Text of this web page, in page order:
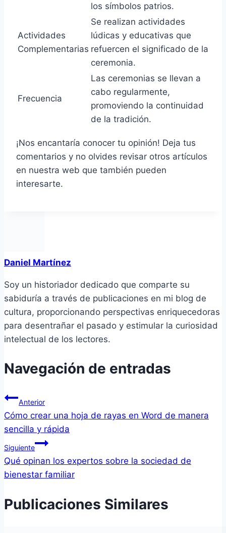
los símbolos patrios.
Actividades
Complementarias
Se realizan actividades
lúdicas y educativas que
refuercen el significado de la
ceremonia.
Frecuencia
Las ceremonias se llevan a
cabo regularmente,
promoviendo la continuidad
de la tradición.
¡Nos encantaría conocer tu opinión! Deja tus
comentarios y no olvides revisar otros artículos
en nuestra web que también pueden
interesarte.
Daniel Martínez
Soy un historiador dedicado que comparte su
sabiduría a través de publicaciones en mi blog de
cultura, proporcionando perspectivas enriquecedoras
para desentrañar el pasado y estimular la curiosidad
intelectual de los lectores.
Navegación de entradas
Anterior
Cómo crear una hoja de rayas en Word de manera
sencilla y rápida
Siguiente
Qué opinan los expertos sobre la sociedad de
bienestar familiar
Publicaciones Similares